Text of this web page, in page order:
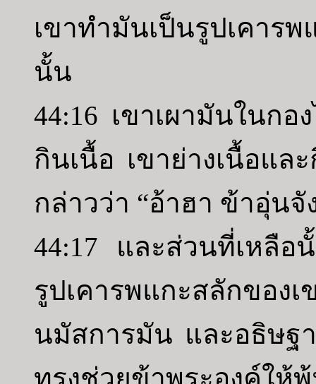
เขาทำมันเป็นรูปเคา
นั้น
44:16 เขาเผามันในก
กินเนื้อ เขาย่างเนื้อแ
กล่าวว่า “อ้าฮา ข้าอุ่น
44:17 และส่วนที่เหลือ
รูปเคารพแกะสลักของ
นมัสการมัน และอธิษฐ